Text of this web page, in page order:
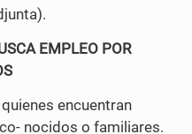
EMPLEO POR
encuentran
nocidos o familiares.